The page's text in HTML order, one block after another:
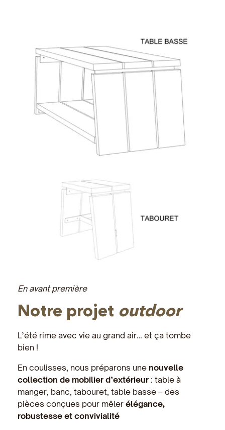
En avant première
Notre projet outdoor
L’été rime avec vie au grand air… et ça tombe
bien !
En coulisses, nous préparons une nouvelle
collection de mobilier d’extérieur : table à
manger, banc, tabouret, table basse – des
pièces conçues pour mêler élégance,
robustesse et convivialité